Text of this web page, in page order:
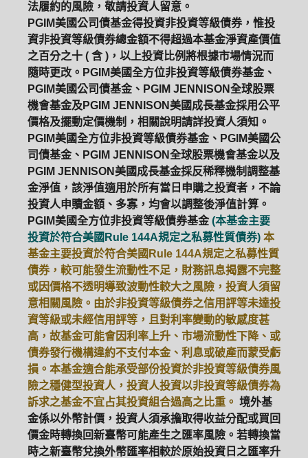
法履約的風險，敬請投資人留意。
PGIM美國公司債基金得投資非投資等級債券，惟投
資非投資等級債券總金額不得超過本基金淨資產價值
之百分之十 ( 含 )，以上投資比例將根據市場情況而
隨時更改。PGIM美國全方位非投資等級債券基金、
PGIM美國公司債基金、PGIM JENNISON全球股票
機會基金及PGIM JENNISON美國成長基金採用公平
價格及擺動定價機制，相關說明請詳投資人須知。
PGIM美國全方位非投資等級債券基金、PGIM美國公
司債基金、PGIM JENNISON全球股票機會基金以及
PGIM JENNISON美國成長基金採反稀釋機制調整基
金淨值，該淨值適用於所有當日申購之投資者，不論
投資人申贖金額、多寡，均會以調整後淨值計算。
PGIM美國全方位非投資等級債券基金 (本基金主要
投資於符合美國Rule 144A規定之私募性質債券) 本
基金主要投資於符合美國Rule 144A規定之私募性質
債券，較可能發生流動性不足，財務訊息揭露不完整
或因價格不透明導致波動性較大之風險，投資人須留
意相關風險。由於非投資等級債券之信用評等未達投
資等級或未經信用評等，且對利率變動的敏感度甚
高，故基金可能會因利率上升、市場流動性下降、或
債券發行機構違約不支付本金、利息或破產而蒙受虧
損。本基金適合能承受部份投資於非投資等級債券風
險之穩健型投資人，投資人投資以非投資等級債券為
訴求之基金不宜占其投資組合過高之比重。 境外基
金係以外幣計價，投資人須承擔取得收益分配或買回
價金時轉換回新臺幣可能產生之匯率風險。若轉換當
時之新臺幣兌換外幣匯率相較於原始投資日之匯率升